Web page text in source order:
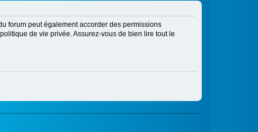
forum peut également accorder des permissions
de vie privée. Assurez-vous de bien lire tout le